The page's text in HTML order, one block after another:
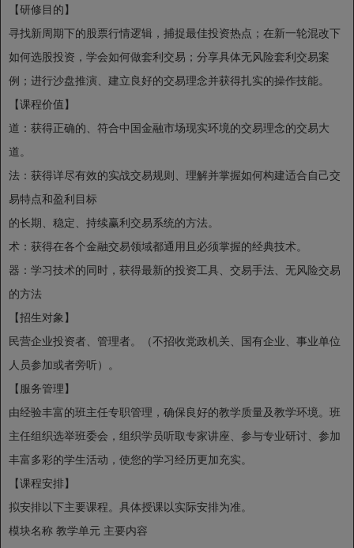
【研修目的】
寻找新周期下的股票行情逻辑，捕捉最佳投资热点；在新一轮混改下
如何选股投资，学会如何做套利交易；分享具体无风险套利交易案
例；进行沙盘推演、建立良好的交易理念并获得扎实的操作技能。
【课程价值】
道：获得正确的、符合中国金融市场现实环境的交易理念的交易大
道。
法：获得详尽有效的实战交易规则、理解并掌握如何构建适合自己交
易特点和盈利目标
的长期、稳定、持续赢利交易系统的方法。
术：获得在各个金融交易领域都通用且必须掌握的经典技术。
器：学习技术的同时，获得最新的投资工具、交易手法、无风险交易
的方法
【招生对象】
民营企业投资者、管理者。（不招收党政机关、国有企业、事业单位
人员参加或者旁听）。
【服务管理】
由经验丰富的班主任专职管理，确保良好的教学质量及教学环境。班
主任组织选举班委会，组织学员听取专家讲座、参与专业研讨、参加
丰富多彩的学生活动，使您的学习经历更加充实。
【课程安排】
拟安排以下主要课程。具体授课以实际安排为准。
模块名称 教学单元 主要内容